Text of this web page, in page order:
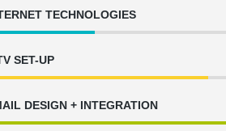
TECHNOLOGIES
SET-UP
DESIGN + INTEGRATION